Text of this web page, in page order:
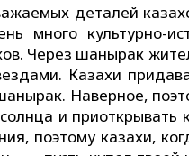
деталей
культурно-
Через шанырак
Казахи
Наверное,
и
поэтому казахи,